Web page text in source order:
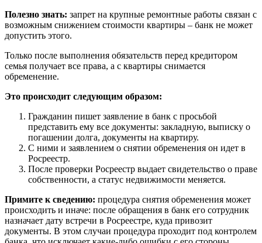
Полезно знать: запрет на крупные ремонтные работы связан с
возможным снижением стоимости квартиры – банк не может
допустить этого.
Только после выполнения обязательств перед кредитором
семья получает все права, а с квартиры снимается
обременение.
Это происходит следующим образом:
Гражданин пишет заявление в банк с просьбой
представить ему все документы: закладную, выписку о
погашении долга, документы на квартиру.
С ними и заявлением о снятии обременения он идет в
Росреестр.
После проверки Росреестр выдает свидетельство о праве
собственности, а статус недвижимости меняется.
Примите к сведению: процедура снятия обременения может
происходить и иначе: после обращения в банк его сотрудник
назначает дату встречи в Росреестре, куда привозит
документы. В этом случаи процедура проходит под контролем